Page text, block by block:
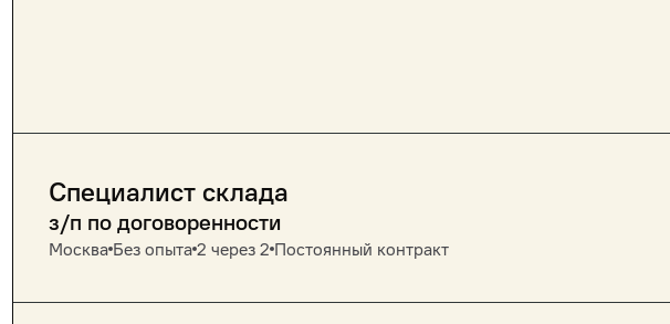
Специалист склада
з/п по договоренности
Москва Без опыта 2 через 2 Постоянный контракт